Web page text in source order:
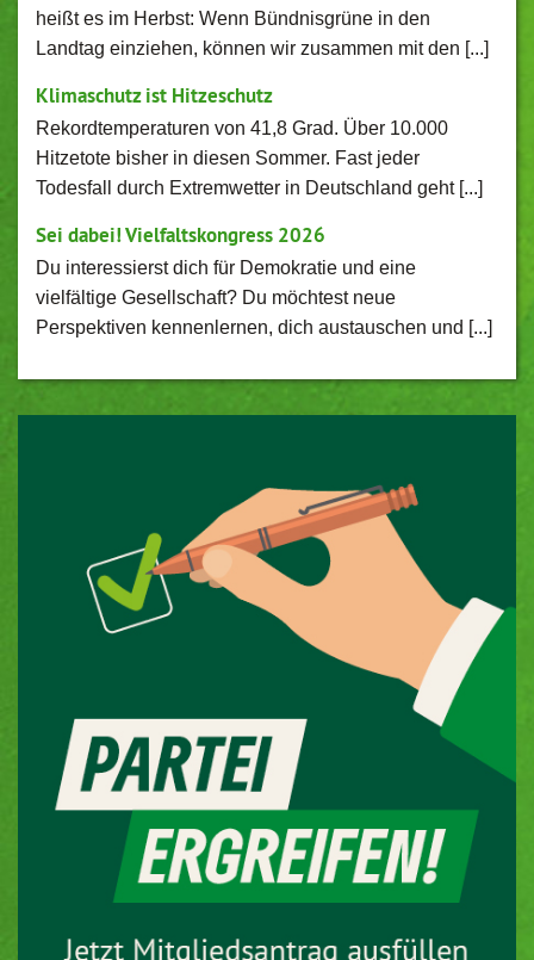
heißt es im Herbst: Wenn Bündnisgrüne in den
Landtag einziehen, können wir zusammen mit den [...]
Klimaschutz ist Hitzeschutz
Rekordtemperaturen von 41,8 Grad. Über 10.000
Hitzetote bisher in diesen Sommer. Fast jeder
Todesfall durch Extremwetter in Deutschland geht [...]
Sei dabei! Vielfaltskongress 2026
Du interessierst dich für Demokratie und eine
vielfältige Gesellschaft? Du möchtest neue
Perspektiven kennenlernen, dich austauschen und [...]